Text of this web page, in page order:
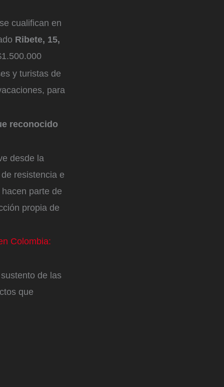
cualifican en
Ribete, 15,
y turistas de
para
reconocido
desde la
resistencia e
parte de
propia de
Colombia:
de las
que